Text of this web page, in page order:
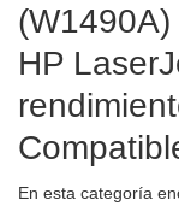
HP
En esta categoría